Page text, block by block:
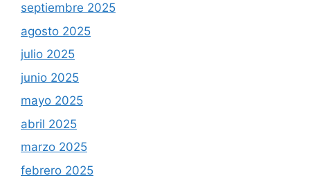
septiembre 2025
agosto 2025
julio 2025
junio 2025
mayo 2025
abril 2025
marzo 2025
febrero 2025